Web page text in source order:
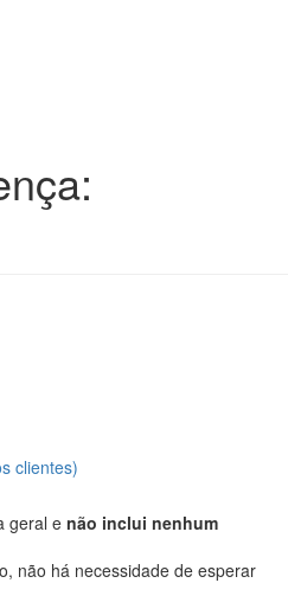
clientes)
geral e não inclui nenhum
não há necessidade de esperar